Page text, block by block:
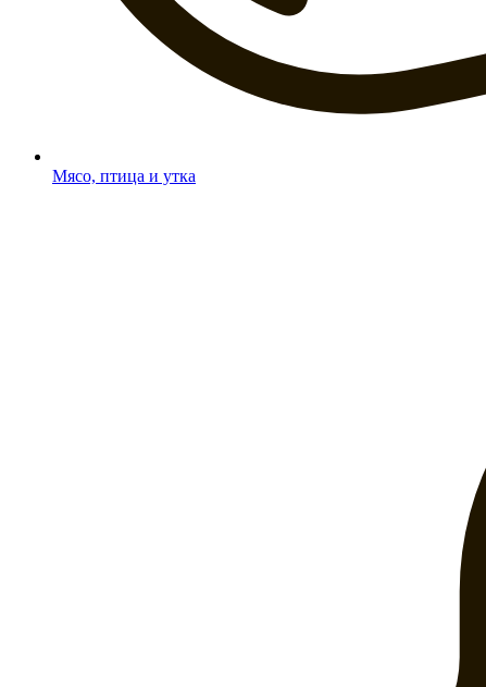
Мясо, птица и утка